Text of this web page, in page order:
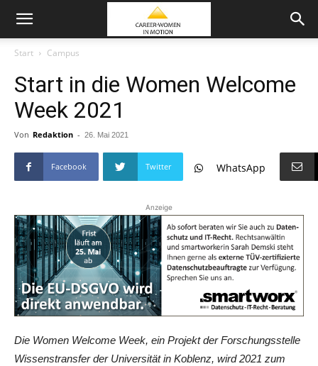
Start Campus
Start in die Women Welcome
Week 2021
Von Redaktion - 26. Mai 2021
Facebook Twitter WhatsApp
Anzeige
Die Women Welcome Week, ein Projekt der Forschungsstelle
Wissenstransfer der Universität in Koblenz, wird 2021 zum